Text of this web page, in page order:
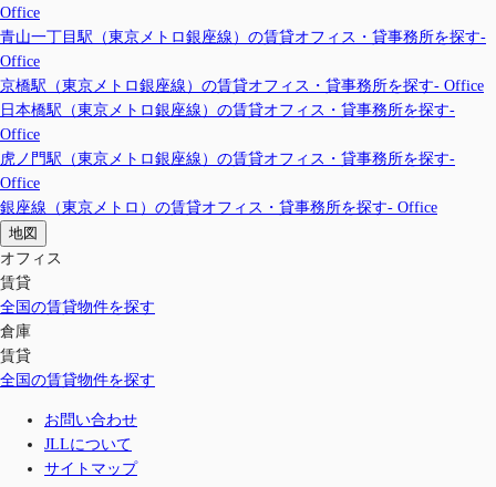
Office
青山一丁目駅（東京メトロ銀座線）の賃貸オフィス・貸事務所を探す-
Office
京橋駅（東京メトロ銀座線）の賃貸オフィス・貸事務所を探す- Office
日本橋駅（東京メトロ銀座線）の賃貸オフィス・貸事務所を探す-
Office
虎ノ門駅（東京メトロ銀座線）の賃貸オフィス・貸事務所を探す-
Office
銀座線（東京メトロ）の賃貸オフィス・貸事務所を探す- Office
地図
オフィス
賃貸
全国の賃貸物件を探す
倉庫
賃貸
全国の賃貸物件を探す
お問い合わせ
JLLについて
サイトマップ